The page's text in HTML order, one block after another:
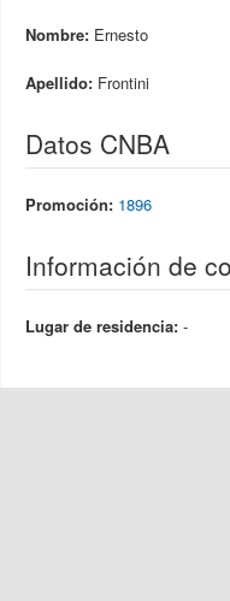
Nombre: Ernesto
Apellido: Frontini
Datos CNBA
Promoción: 1896
Información de
Lugar de residencia: -